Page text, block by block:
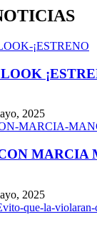
2025
MARCIA
2025